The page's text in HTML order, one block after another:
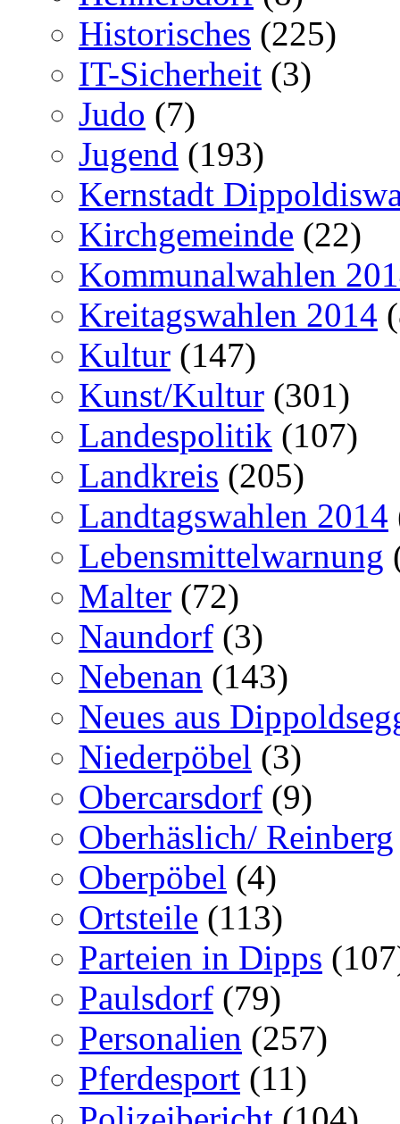
Historisches (225)
IT-Sicherheit (3)
Judo (7)
Jugend (193)
Kernstadt
Kirchgemeinde (22)
Kommunalwahlen
Kreitagswahlen 2014
Kultur (147)
Kunst/Kultur (301)
Landespolitik (107)
Landkreis (205)
Landtagswahlen 2014
Lebensmittelwarnung
Malter (72)
Naundorf (3)
Nebenan (143)
Neues aus
Niederpöbel (3)
Obercarsdorf (9)
Oberhäslich/ Reinberg
Oberpöbel (4)
Ortsteile (113)
Parteien in Dipps
Paulsdorf (79)
Personalien (257)
Pferdesport (11)